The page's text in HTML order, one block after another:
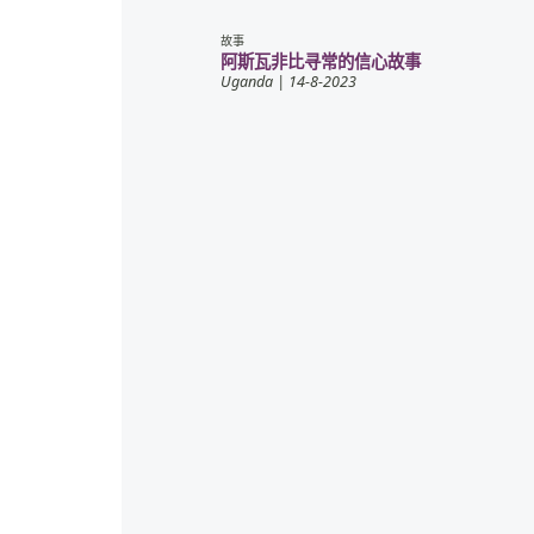
故事
阿斯瓦非比寻常的信心故事
Uganda | 14-8-2023